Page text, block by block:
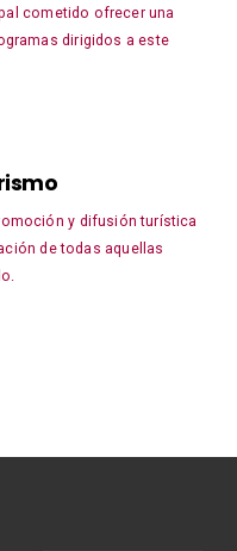
cometido ofrecer una
dirigidos a este
y difusión turística
de todas aquellas